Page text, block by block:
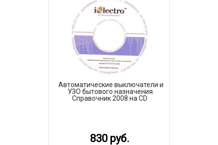
Автоматические выключатели и
УЗО бытового назначения.
Справочник 2008 на CD
830 руб.